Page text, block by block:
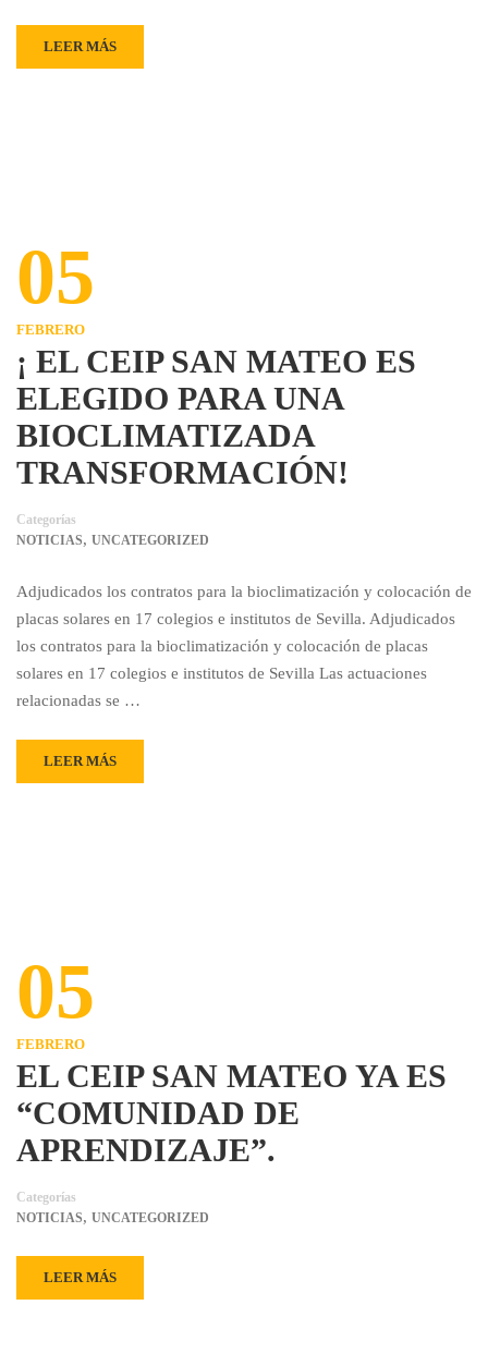
LEER MÁS
05
FEBRERO
¡ EL CEIP SAN MATEO ES
ELEGIDO PARA UNA
BIOCLIMATIZADA
TRANSFORMACIÓN!
Categorías
NOTICIAS, UNCATEGORIZED
Adjudicados los contratos para la bioclimatización y colocación de
placas solares en 17 colegios e institutos de Sevilla. Adjudicados
los contratos para la bioclimatización y colocación de placas
solares en 17 colegios e institutos de Sevilla Las actuaciones
relacionadas se …
LEER MÁS
05
FEBRERO
EL CEIP SAN MATEO YA ES
“COMUNIDAD DE
APRENDIZAJE”.
Categorías
NOTICIAS, UNCATEGORIZED
LEER MÁS